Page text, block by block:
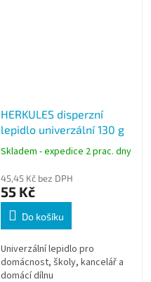
HERKULES disperzní
lepidlo univerzální 130 g
Skladem - expedice 2 prac. dny
45,45 Kč bez DPH
55 Kč
Do košíku
Univerzální lepidlo pro
domácnost, školy, kancelář a
domácí dílnu